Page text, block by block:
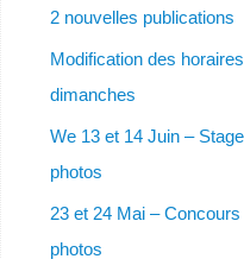
2 nouvelles publications
Modification des
dimanches
We 13 et 14 Juin –
photos
23 et 24 Mai –
photos